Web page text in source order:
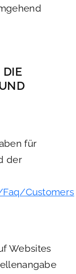
für
der
Customers
Websites